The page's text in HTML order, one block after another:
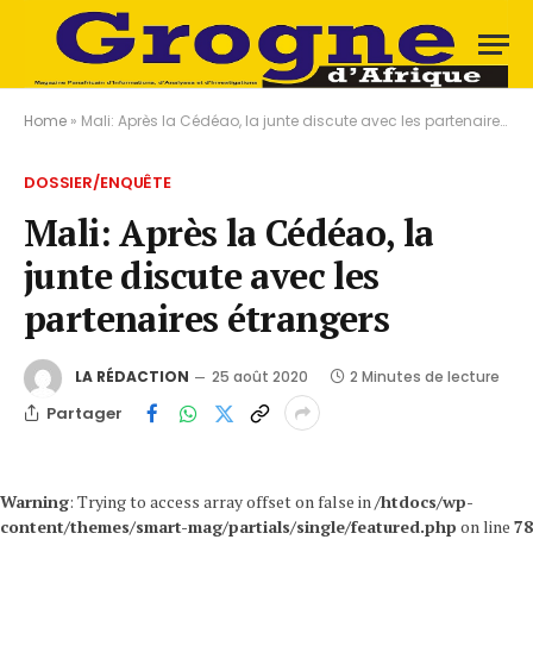
Home » Mali: Après la Cédéao, la junte discute avec les partenaires étrangers
DOSSIER/ENQUÊTE
Mali: Après la Cédéao, la
junte discute avec les
partenaires étrangers
LA RÉDACTION 25 août 2020 2 Minutes de lecture
Partager
Warning: Trying to access array offset on false in/htdocs/wp-
content/themes/smart-mag/partials/single/featured.php on line 78